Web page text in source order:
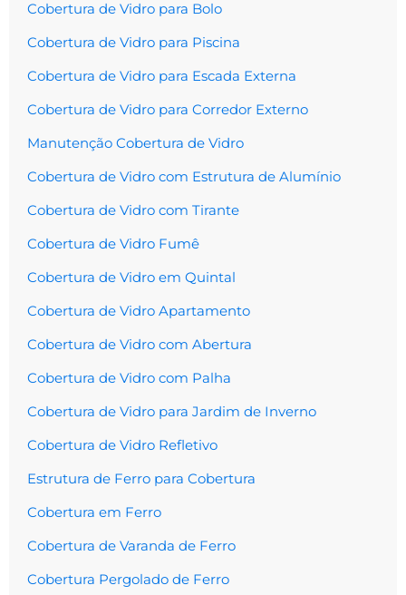
Cobertura de Vidro para Bolo
Cobertura de Vidro para Piscina
Cobertura de Vidro para Escada Externa
Cobertura de Vidro para Corredor Externo
Manutenção Cobertura de Vidro
Cobertura de Vidro com Estrutura de Alumínio
Cobertura de Vidro com Tirante
Cobertura de Vidro Fumê
Cobertura de Vidro em Quintal
Cobertura de Vidro Apartamento
Cobertura de Vidro com Abertura
Cobertura de Vidro com Palha
Cobertura de Vidro para Jardim de Inverno
Cobertura de Vidro Refletivo
Estrutura de Ferro para Cobertura
Cobertura em Ferro
Cobertura de Varanda de Ferro
Cobertura Pergolado de Ferro